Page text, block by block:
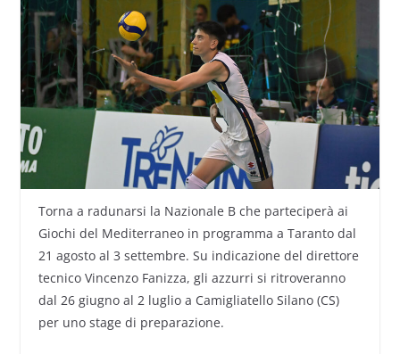
Torna a radunarsi la Nazionale B che parteciperà ai
Giochi del Mediterraneo in programma a Taranto dal
21 agosto al 3 settembre. Su indicazione del direttore
tecnico Vincenzo Fanizza, gli azzurri si ritroveranno
dal 26 giugno al 2 luglio a Camigliatello Silano (CS)
per uno stage di preparazione.